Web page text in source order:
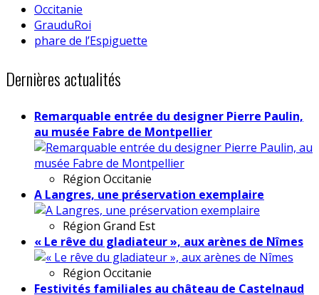
Occitanie
GrauduRoi
phare de l’Espiguette
Dernières actualités
Remarquable entrée du designer Pierre Paulin,
au musée Fabre de Montpellier
Région Occitanie
A Langres, une préservation exemplaire
Région Grand Est
« Le rêve du gladiateur », aux arènes de Nîmes
Région Occitanie
Festivités familiales au château de Castelnaud